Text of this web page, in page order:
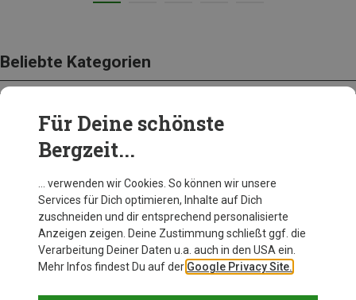
Beliebte Kategorien
BEKLEIDUNG
Für Deine schönste
Bergzeit...
… verwenden wir Cookies. So können wir unsere
Services für Dich optimieren, Inhalte auf Dich
zuschneiden und dir entsprechend personalisierte
Anzeigen zeigen. Deine Zustimmung schließt ggf. die
Verarbeitung Deiner Daten u.a. auch in den USA ein.
Mehr Infos findest Du auf der Google Privacy Site.